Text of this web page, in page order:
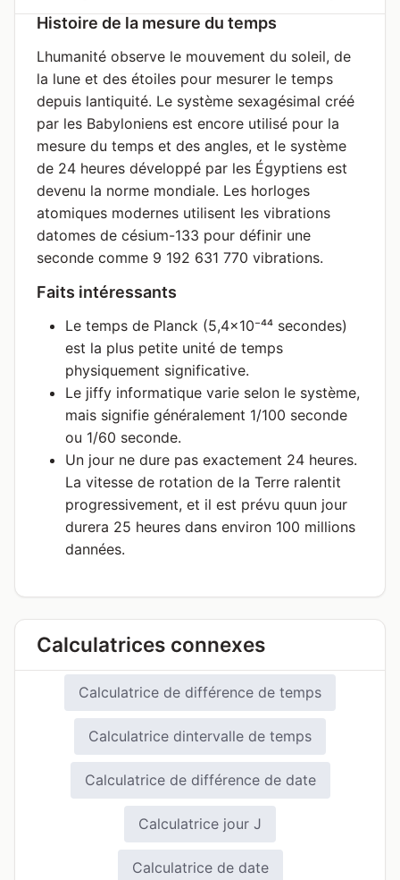
Histoire de la mesure du temps
Lhumanité observe le mouvement du soleil, de
la lune et des étoiles pour mesurer le temps
depuis lantiquité. Le système sexagésimal créé
par les Babyloniens est encore utilisé pour la
mesure du temps et des angles, et le système
de 24 heures développé par les Égyptiens est
devenu la norme mondiale. Les horloges
atomiques modernes utilisent les vibrations
datomes de césium-133 pour définir une
seconde comme 9 192 631 770 vibrations.
Faits intéressants
Le temps de Planck (5,4×10⁻⁴⁴ secondes)
est la plus petite unité de temps
physiquement significative.
Le jiffy informatique varie selon le système,
mais signifie généralement 1/100 seconde
ou 1/60 seconde.
Un jour ne dure pas exactement 24 heures.
La vitesse de rotation de la Terre ralentit
progressivement, et il est prévu quun jour
durera 25 heures dans environ 100 millions
dannées.
Calculatrices connexes
Calculatrice de différence de temps
Calculatrice dintervalle de temps
Calculatrice de différence de date
Calculatrice jour J
Calculatrice de date